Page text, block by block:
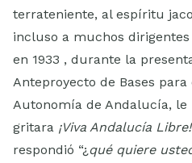
terrateniente, al espíritu
incluso a muchos dirigentes
en 1933 , durante la
Anteproyecto de Bases
Autonomía de Andalucía,
gritara ¡Viva Andalucía Libre!
respondió “¿qué quiere